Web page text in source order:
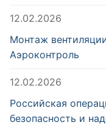
12.02.2026
Монтаж
Аэроконтроль
12.02.2026
Российская
безопасность и